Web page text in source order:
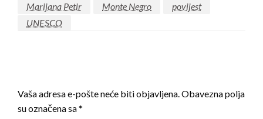
Marijana Petir
Monte Negro
povijest
UNESCO
Vaša adresa e-pošte neće biti objavljena.Obavezna polja
su označena sa*